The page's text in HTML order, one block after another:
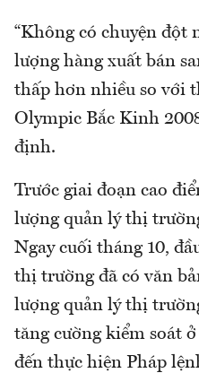
“Không có chuyện đột
lượng hàng xuất bán
thấp hơn nhiều so với
Olympic Bắc Kinh
định.
Trước giai đoạn cao
lượng quản lý thị
Ngay cuối tháng 10,
thị trường đã có văn
lượng quản lý thị
tăng cường kiểm soát
đến thực hiện Pháp